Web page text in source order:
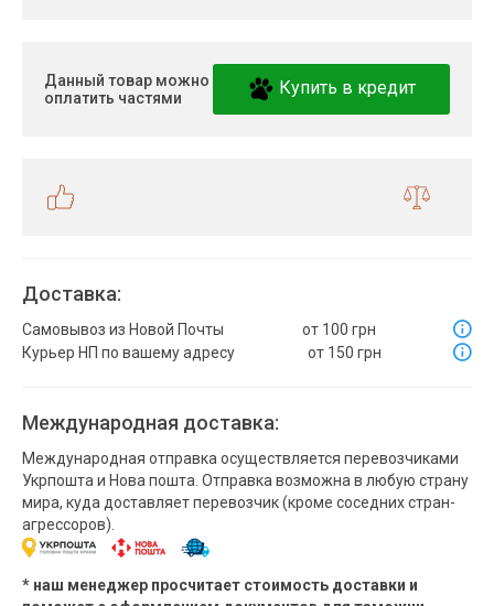
Данный товар можно
оплатить частями
Купить в кредит
Доставка:
Самовывоз из Новой Почты
от 100 грн
Курьер НП по вашему адресу
от 150 грн
Международная доставка:
Международная отправка осуществляется перевозчиками
Укрпошта и Нова пошта. Отправка возможна в любую страну
мира, куда доставляет перевозчик (кроме соседних стран-
агрессоров).
* наш менеджер просчитает стоимость доставки и